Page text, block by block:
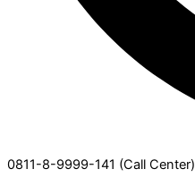
0811-8-9999-141 (Call Center)